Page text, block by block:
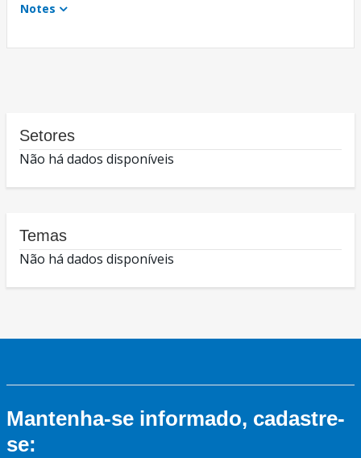
Notes
Setores
Não há dados disponíveis
Temas
Não há dados disponíveis
Mantenha-se informado, cadastre-
se: